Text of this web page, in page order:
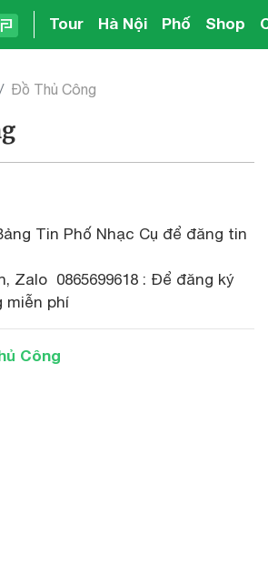
Tour Hà Nội Phố Shop
Đồ Thủ Công
Tin Phố Nhạc Cụ để đăng tin
Zalo 0865699618 : Để đăng ký
miễn phí
Công